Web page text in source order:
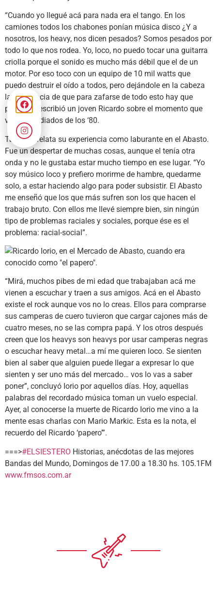
“Cuando yo llegué acá para nada era el tango. En los
camiones todos los chabones ponían música disco ¿Y a
nosotros, los heavy, nos dicen pesados? Somos pesados por
todo lo que nos rodea. Yo, loco, no puedo tocar una guitarra
criolla porque el sonido es mucho más débil que el de un
motor. Por eso toco con un equipo de 10 mil watts que
puedo destruir el oído a todos, pero dejándole en la cabeza
la conciencia de que para zafarse de todo esto hay que
pensar”, describió un joven Ricardo sobre el momento que
vivía a mediados de los ‘80.
También relata su experiencia como laburante en el Abasto.
Fue un despertar de muchas cosas, aunque el tenía otra
onda y no le gustaba estar mucho tiempo en ese lugar. “Yo
soy músico loco y prefiero morirme de hambre, quedarme
solo, a estar haciendo algo para poder subsistir. El Abasto
me enseñó que los que más sufren son los que hacen el
trabajo bruto. Con ellos me llevé siempre bien, sin ningún
tipo de problemas raciales y sociales, porque ése es el
problema: racial-social”.
“Mirá, muchos pibes de mi edad que trabajaban acá me
vienen a escuchar y traen a sus amigos. Acá en el Abasto
existe el rock aunque vos no lo creas. Ellos para comprarse
sus camperas de cuero tuvieron que cargar cajones más de
cuatro meses, no se las compra papá. Y los otros después
creen que los heavys son heavys por usar camperas negras
o escuchar heavy metal…a mí me quieren loco. Se sienten
bien al saber que alguien puede llegar a expresar lo que
sienten y ser uno más del mercado… vos lo vas a saber
poner”, concluyó Iorio por aquellos días. Hoy, aquellas
palabras del recordado música toman un vuelo especial.
Ayer, al conocerse la muerte de Ricardo Iorio me vino a la
mente esas charlas con Mario Markic. Esta es la nota, el
recuerdo del Ricardo ‘papero’”.
===>#ELSIESTERO Historias, anécdotas de las mejores
Bandas del Mundo, Domingos de 17.00 a 18.30 hs. 105.1FM
www.fmsos.com.ar